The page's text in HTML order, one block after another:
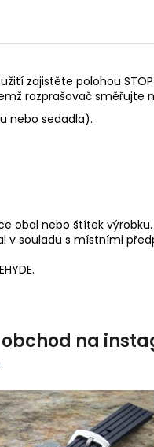
zajistěte polohou STOP
rozprašovač směřujte
nebo sedadla).
obal nebo štítek výrobku.
v souladu s místními
na